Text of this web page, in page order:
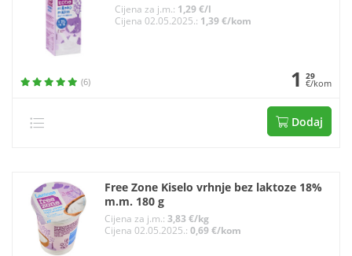
Cijena za j.m.: 1,29 €/l
Cijena 02.05.2025.: 1,39 €/kom
(6) 1 29
€/kom
Dodaj
Free Zone Kiselo vrhnje bez laktoze 18%
m.m. 180 g
Cijena za j.m.:3,83 €/kg
Cijena 02.05.2025.:0,69 €/kom